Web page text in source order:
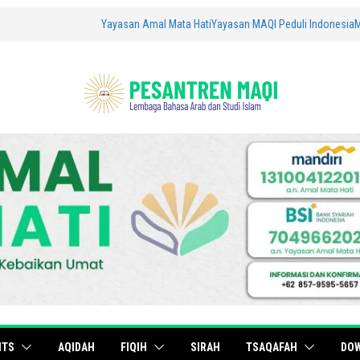
Yayasan Amal Mata HatiYayasan MAQI Peduli Indonesia
AQIDAH FIQIH SIRAH TSAQAFAH